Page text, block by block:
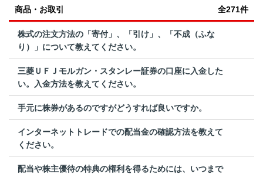
商品・お取引 全271件
株式の注文方法の「寄付」、「引け」、「不成（ふな
り）」について教えてください。
三菱ＵＦＪモルガン・スタンレー証券の口座に入金した
い。入金方法を教えてください。
手元に株券があるのですがどうすれば良いですか。
インターネットトレードでの配当金の確認方法を教えて
ください。
配当や株主優待の特典の権利を得るためには、いつまで